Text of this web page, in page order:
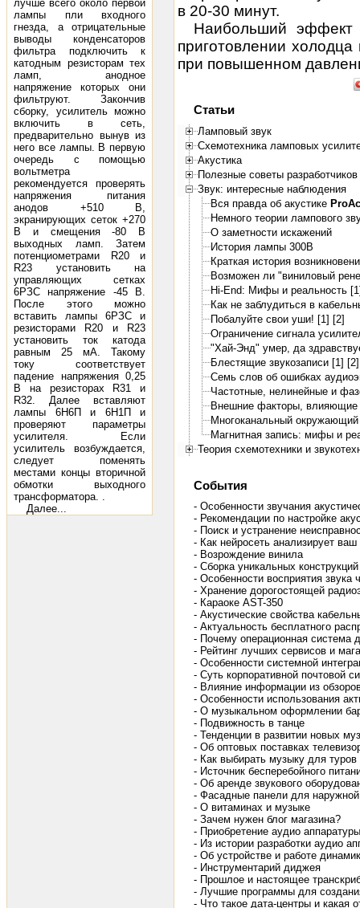
лучше всего около первой
лампы пли входного
гнезда, а отрицательные
выводы конденсаторов
фильтра подключить к
катодным резисторам тех
ламп, анодное
напряжение которых они
фильтруют. Закончив
сборку, усилитель можно
включить в сеть,
предварительно вынув из
него все лампы. В первую
очередь с помощью
вольтметра
рекомендуется проверять
напряжения питания
анодов +510 В,
экранирующих сеток +270
В и смещения -80 В
выходных ламп. Затем
потенциометрами R20 и
R23 установить на
управляющих сетках
6РЗС напряжение -45 В.
После этого можно
вставить лампы 6РЗС и
резисторами R20 и R23
установить ток катода
равным 25 мА. Такому
току соответствует
падение напряжения 0,25
В на резисторах R31 и
R32. Далее вставляют
лампы 6Н6П и 6Н1П и
проверяют параметры
усилителя. Если
усилитель возбуждается,
следует поменять
местами концы вторичной
обмотки выходного
трансформатора. .
Далее...
в 20-30 минут.
Наибольший эффект
приготовлении
при повышенном
Статьи
Ламповый звук
Схемотехника ламповых
Акустика
Полезные советы
Звук: интересные наблюдения
Вся правда об акустике ProAc
Немного теории лампового
О заметности искажений
История лампы 300B
Краткая история
Возможен ли "виниловый
Hi-End: Мифы и реальность
Как не заблудиться в
Побалуйте свои уши! [1] [2]
Ограничение сигнала
"Хай-Энд" умер, да
Блестящие звукозаписи [1] [2]
Семь слов об ошибках
Частотные, нелинейные и
Внешние факторы, влияющие
Многоканальный окружающий
Магнитная запись: мифы и
Теория схемотехники и
События
- Особенности звучания
- Рекомендации по настройке
- Поиск и устранение
- Как нейросеть анализирует
- Возрождение винила
- Сборка уникальных конструкций
- Особенности восприятия звука
- Хранение дорогостоящей
- Караоке AST-350
- Акустические свойства
- Актуальность бесплатного
- Почему операционная система
- Рейтинг лучших сервисов и
- Особенности системной
- Суть корпоративной почтовой
- Влияние информации из
- Особенности использования
- О музыкальном оформлении
- Подвижность в танце
- Тенденции в развитии новых
- Об оптовых поставках
- Как выбирать музыку для туров
- Источник бесперебойного
- Об аренде звукового
- Фасадные панели для
- О витаминах и музыке
- Зачем нужен блог магазина?
- Приобретение аудио
- Из истории разработки аудио
- Об устройстве и работе
- Инструментарий диджея
- Прошлое и настоящее
- Лучшие программы для
- Что такое дата-центры и какая